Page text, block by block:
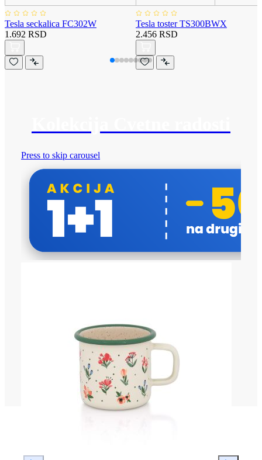
Tesla seckalica FC302W
1.692 RSD
Tesla toster TS300BWX
2.456 RSD
Press to skip carousel